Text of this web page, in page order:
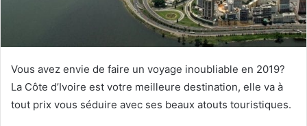
Vous avez envie de faire un voyage inoubliable en 2019?
La Côte d’Ivoire est votre meilleure destination, elle va à
tout prix vous séduire avec ses beaux atouts touristiques.